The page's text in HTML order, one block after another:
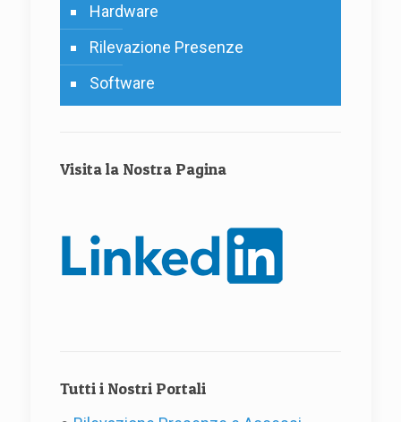
Hardware
Rilevazione Presenze
Software
Visita la Nostra Pagina
Tutti i Nostri Portali